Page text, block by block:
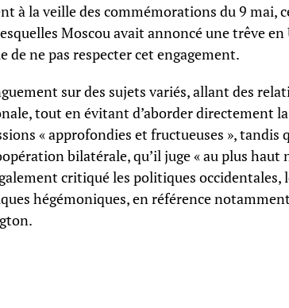
à la veille des commémorations du 9 mai,
Moscou avait annoncé une trêve en
de ne pas respecter cet engagement.
sur des sujets variés, allant des
tout en évitant d’aborder directement
« approfondies et fructueuses », tandis
bilatérale, qu’il juge « au plus haut
critiqué les politiques occidentales,
hégémoniques, en référence